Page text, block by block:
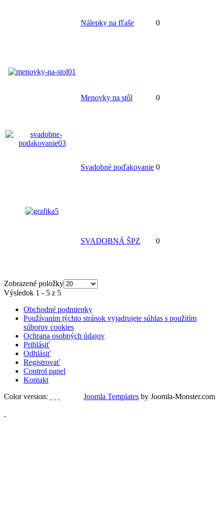
Nálepky na fľaše 0
Menovky na stôl 0
Svadobné poďakovanie 0
SVADOBNÁ ŠPZ 0
Zobrazené položky
Výsledok 1 - 5 z 5
Obchodné podmienky
Používaním týchto stránok vyjadrujete súhlas s použitím
súborov cookies
Ochrana osobných údajov
Prihlásiť
Odhlásiť
Registrovať
Control panel
Kontakt
Color version:
Joomla Templates by Joomla-Monster.com